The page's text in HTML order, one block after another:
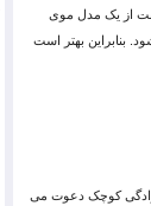
از یک مدل موی
بنابراین بهتر است
کوچک دعوت می